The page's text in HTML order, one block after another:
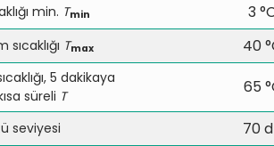
min. Tmin 3
Tmax 40
5 dakikaya
süreli T 65
seviyesi 70